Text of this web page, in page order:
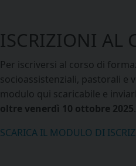
ISCRIZIONI AL
Per iscriversi al corso di
socioassistenziali, pastorali e
modulo qui scaricabile e
oltre venerdì 10 ottobre 2025.
SCARICA IL MODULO DI